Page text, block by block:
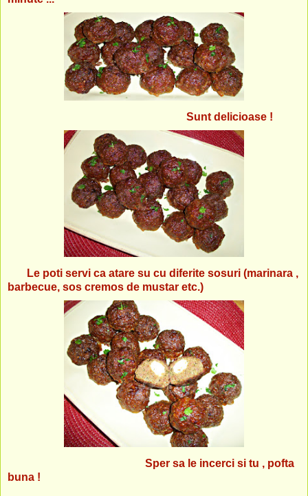
Sunt delicioase !
Le poti servi ca atare su cu diferite sosuri (marinara ,
barbecue, sos cremos de mustar etc.)
Sper sa le incerci si tu , pofta
buna !